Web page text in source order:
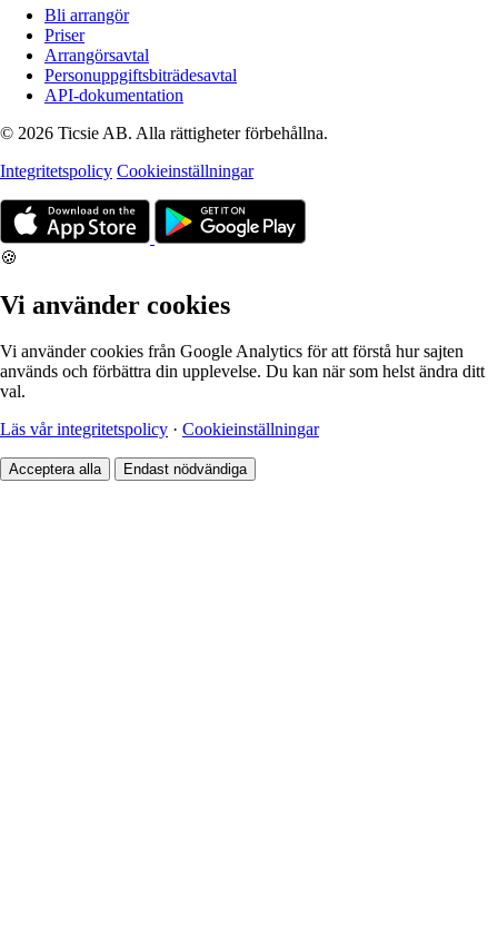
Bli arrangör
Priser
Arrangörsavtal
Personuppgiftsbiträdesavtal
API-dokumentation
© 2026 Ticsie AB. Alla rättigheter förbehållna.
Integritetspolicy Cookieinställningar
🍪
Vi använder cookies
Vi använder cookies från Google Analytics för att förstå hur sajten
används och förbättra din upplevelse. Du kan när som helst ändra ditt
val.
Läs vår integritetspolicy · Cookieinställningar
Acceptera alla Endast nödvändiga